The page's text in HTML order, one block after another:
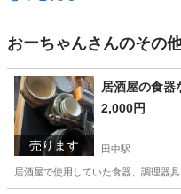
おーちゃんさんのその
売ります
居酒屋の食器
2,000円
田中駅
居酒屋で使用していた食器、調理器